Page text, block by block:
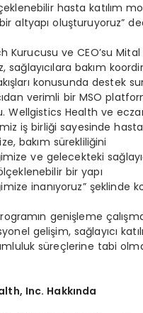
hasta katılım
altyapı oluşturuyoruz”
Kurucusu ve CEO’su Mital
sağlayıcılara bakım
konusunda destek
verimli bir MSO
Wellgistics Health ve
iş birliği sayesinde hasta
bakım sürekliliğini
ve gelecekteki
bir yapı
inanıyoruz” şeklinde
genişleme
gelişim, sağlayıcı
süreçlerine tabi
Inc. Hakkında